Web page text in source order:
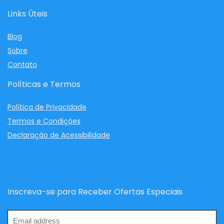
Links Úteis
Blog
Sobre
Contato
Políticas e Termos
Política de Privacidade
Termos e Condições
Declaração de Acessibilidade
Inscreva-se para Receber Ofertas Especiais